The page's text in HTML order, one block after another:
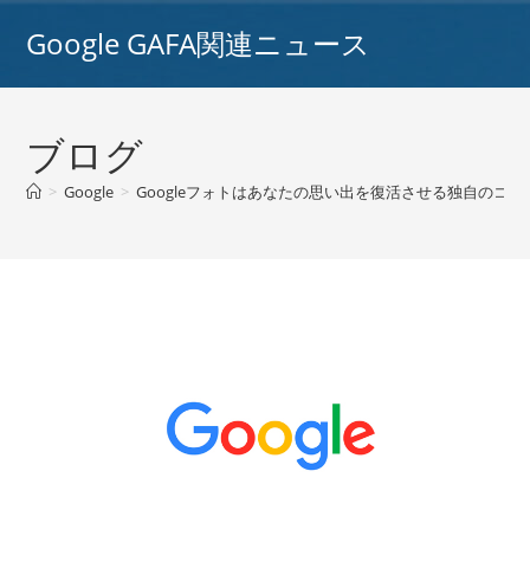
Google GAFA関連ニュース
ブログ
> Google > Googleフォトはあなたの思い出を復活させる独自のコ